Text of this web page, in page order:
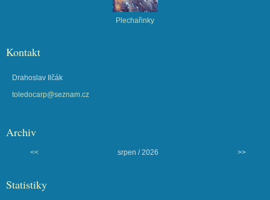
Plechařinky
Kontakt
Drahoslav Ilčák
toledocarp@seznam.cz
Archiv
<< srpen / 2026 >>
Statistiky